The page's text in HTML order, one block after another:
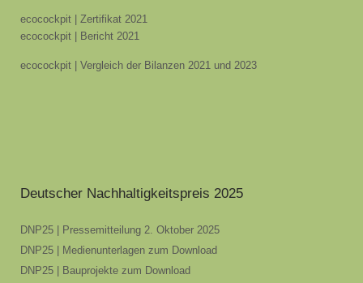
ecocockpit | Zertifikat 2021
ecocockpit | Bericht 2021
ecocockpit | Vergleich der Bilanzen 2021 und 2023
Deutscher Nachhaltigkeitspreis 2025
DNP25 | Pressemitteilung 2. Oktober 2025
DNP25 | Medienunterlagen zum Download
DNP25 | Bauprojekte zum Download